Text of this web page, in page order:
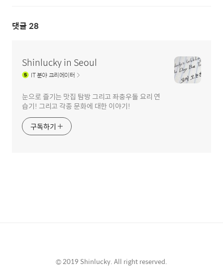
댓글 28
Shinlucky in Seoul
IT분야 크리에이터
눈으로 즐기는 맛집 탐방 그리고 좌충우돌 요리 연
습기! 그리고 각종 문화에 대한 이야기!
구독하기
© 2019 Shinlucky. All right reserved.